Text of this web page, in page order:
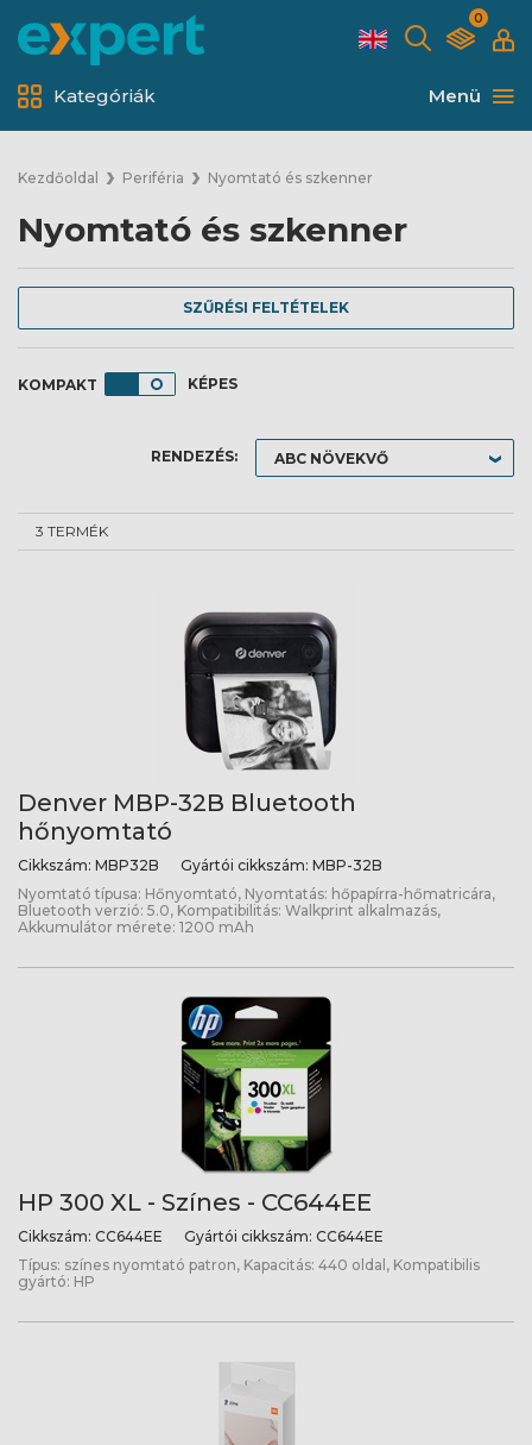
0
Menü
Kategóriák
Kezdőoldal Periféria Nyomtató és szkenner
Nyomtató és szkenner
SZŰRÉSI FELTÉTELEK
KÉPES
RENDEZÉS:
3 TERMÉK
Denver MBP-32B Bluetooth
hőnyomtató
Cikkszám: MBP32B Gyártói cikkszám: MBP-32B
Nyomtató típusa: Hőnyomtató, Nyomtatás: hőpapírra-hőmatricára,
Bluetooth verzió: 5.0, Kompatibilitás: Walkprint alkalmazás,
Akkumulátor mérete: 1200 mAh
HP 300 XL - Színes - CC644EE
Cikkszám: CC644EE Gyártói cikkszám: CC644EE
Típus: színes nyomtató patron, Kapacitás: 440 oldal, Kompatibilis
gyártó: HP